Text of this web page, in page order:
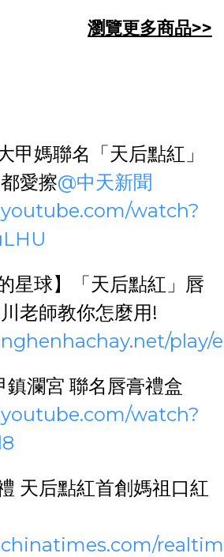
瀏覽更多商品>>
甲媽聯名「天后點紅」
愛擦@中天新聞
watch?
星球】「天后點紅」唇
老師教你怎麼用!
play/
鎮瀾宮 聯名唇膏禮盒
watch?
天后點紅首創媽祖口紅